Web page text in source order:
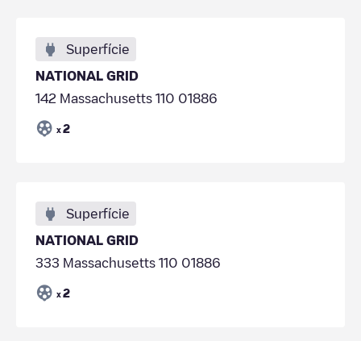
Superfície
NATIONAL GRID
142 Massachusetts 110 01886
x 2
Superfície
NATIONAL GRID
333 Massachusetts 110 01886
x 2